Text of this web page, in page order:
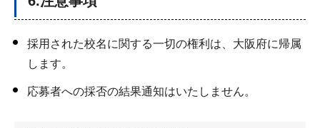
採用された校名に関する一切の権利は、大阪府に帰属
します。
応募者への採否の結果通知はいたしません。